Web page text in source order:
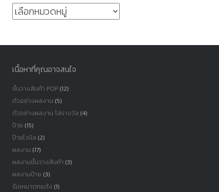
หมวด
เนื้อหาที่คุณอาจสนใจ
ชั้นวางสินค้า POP(12)
ตัวอย่างผลงาน (5)
ตัวอย่างผลงาน โล่รางวัล (4)
ป้าย (15)
ป้ายไวนิล (2)
ผลงาน (17)
ผลงานชั้นวางสินค้า (3)
ผลงานป้าย (3)
รับเหมาตกแต้ง (1)